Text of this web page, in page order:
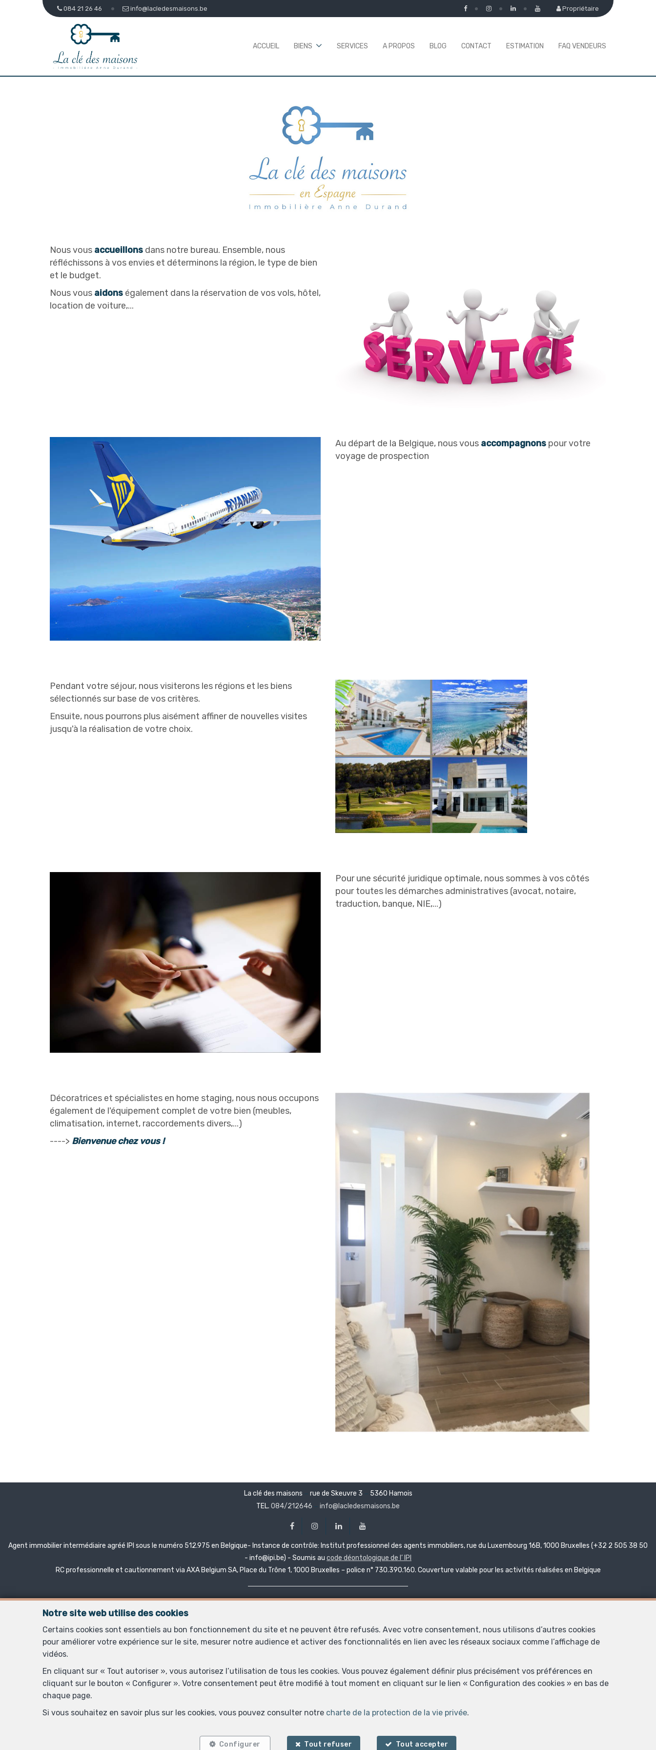
084 21 26 46 info@lacledesmaisons.be Propriétaire
ACCUEIL BIENS SERVICES A PROPOS BLOG CONTACT ESTIMATION FAQ VENDEURS
Nous vous accueillons dans notre bureau. Ensemble, nous
réfléchissons à vos envies et déterminons la région, le type de bien
et le budget.
Nous vous aidons également dans la réservation de vos vols, hôtel,
location de voiture,...
Au départ de la Belgique, nous vous accompagnons pour votre
voyage de prospection
Pendant votre séjour, nous visiterons les régions et les biens
sélectionnés sur base de vos critères.
Ensuite, nous pourrons plus aisément affiner de nouvelles visites
jusqu'à la réalisation de votre choix.
Pour une sécurité juridique optimale, nous sommes à vos côtés
pour toutes les démarches administratives (avocat, notaire,
traduction, banque, NIE,...)
Décoratrices et spécialistes en home staging, nous nous occupons
également de l'équipement complet de votre bien (meubles,
climatisation, internet, raccordements divers,...)
----> Bienvenue chez vous !
Notre site web utilise des cookies
Certains cookies sont essentiels au bon fonctionnement du site et ne peuvent être refusés. Avec votre consentement, nous utilisons d’autres cookies
pour améliorer votre expérience sur le site, mesurer notre audience et activer des fonctionnalités en lien avec les réseaux sociaux comme l’affichage de
vidéos.
En cliquant sur « Tout autoriser », vous autorisez l’utilisation de tous les cookies. Vous pouvez également définir plus précisément vos préférences en
cliquant sur le bouton « Configurer ». Votre consentement peut être modifié à tout moment en cliquant sur le lien « Configuration des cookies » en bas de
chaque page.
Si vous souhaitez en savoir plus sur les cookies, vous pouvez consulter notre charte de la protection de la vie privée.
Configurer Tout refuser Tout accepter
La clé des maisons — rue de Skeuvre 3 — 5360 Hamois
TEL. 084/212646 — info@lacledesmaisons.be
Agent immobilier intermédiaire agréé IPI sous le numéro 512.975 en Belgique- Instance de contrôle: Institut professionnel des agents immobiliers, rue du Luxembourg 16B, 1000 Bruxelles (+32 2 505 38 50
- info@ipi.be) - Soumis au code déontologique de l’ IPI
RC professionnelle et cautionnement via AXA Belgium SA, Place du Trône 1, 1000 Bruxelles – police n° 730.390.160. Couverture valable pour les activités réalisées en Belgique
SRL Immobilière Anne Durand
Rue de Skeuvre 3 à 5360 Natoye en Belgique
Rue du Vélodrome 4/1 à 5580 Jemelle en Belgique
TVA : BE 0776610506
RPM: Tribunal de l'entreprise de Liège division Dinant rue Arthur Defoin 215B à 5500 Dinant (Belgique)
Compte-tiers BNP Paribas Fortis : BE81 0018 7853 3524
Conditions générales d'utilisation du site Charte de la protection de la vie privée — Configuration des cookies